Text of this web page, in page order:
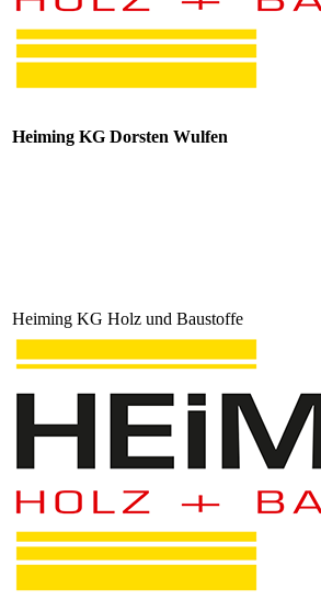
Heiming KG Dorsten Wulfen
Heiming KG Holz und Baustoffe